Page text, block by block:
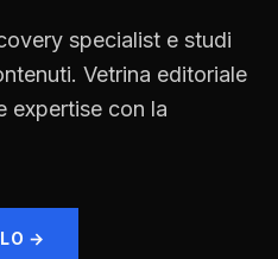
specialist e studi
Vetrina editoriale
expertise con la
→